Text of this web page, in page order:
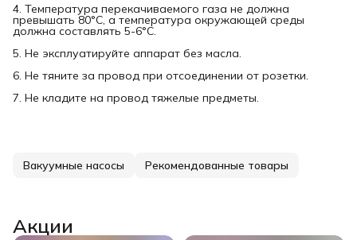
4. Температура перекачиваемого газа не должна
превышать 80°С, а температура окружающей среды
должна составлять 5-6°C.
5. Не эксплуатируйте аппарат без масла.
6. Не тяните за провод при отсоединении от розетки.
7. Не кладите на провод тяжелые предметы.
Вакуумные насосы Рекомендованные товары
Акции